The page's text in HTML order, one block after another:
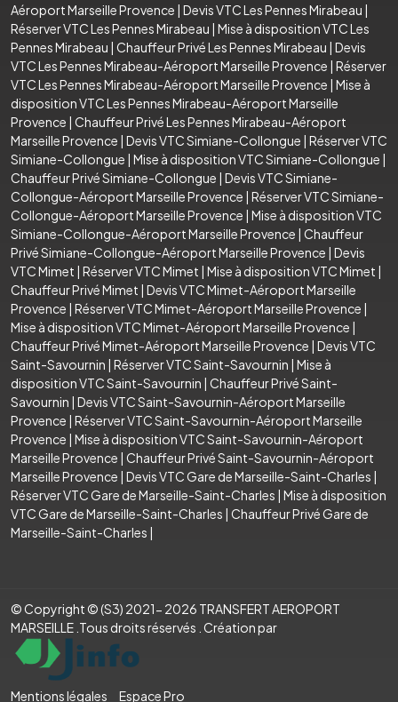
Aéroport Marseille Provence | Devis VTC Les Pennes Mirabeau |
Réserver VTC Les Pennes Mirabeau | Mise à disposition VTC Les
Pennes Mirabeau | Chauffeur Privé Les Pennes Mirabeau | Devis
VTC Les Pennes Mirabeau-Aéroport Marseille Provence | Réserver
VTC Les Pennes Mirabeau-Aéroport Marseille Provence | Mise à
disposition VTC Les Pennes Mirabeau-Aéroport Marseille
Provence | Chauffeur Privé Les Pennes Mirabeau-Aéroport
Marseille Provence | Devis VTC Simiane-Collongue | Réserver VTC
Simiane-Collongue | Mise à disposition VTC Simiane-Collongue |
Chauffeur Privé Simiane-Collongue | Devis VTC Simiane-
Collongue-Aéroport Marseille Provence | Réserver VTC Simiane-
Collongue-Aéroport Marseille Provence | Mise à disposition VTC
Simiane-Collongue-Aéroport Marseille Provence | Chauffeur
Privé Simiane-Collongue-Aéroport Marseille Provence | Devis
VTC Mimet | Réserver VTC Mimet | Mise à disposition VTC Mimet |
Chauffeur Privé Mimet | Devis VTC Mimet-Aéroport Marseille
Provence | Réserver VTC Mimet-Aéroport Marseille Provence |
Mise à disposition VTC Mimet-Aéroport Marseille Provence |
Chauffeur Privé Mimet-Aéroport Marseille Provence | Devis VTC
Saint-Savournin | Réserver VTC Saint-Savournin | Mise à
disposition VTC Saint-Savournin | Chauffeur Privé Saint-
Savournin | Devis VTC Saint-Savournin-Aéroport Marseille
Provence | Réserver VTC Saint-Savournin-Aéroport Marseille
Provence | Mise à disposition VTC Saint-Savournin-Aéroport
Marseille Provence | Chauffeur Privé Saint-Savournin-Aéroport
Marseille Provence | Devis VTC Gare de Marseille-Saint-Charles |
Réserver VTC Gare de Marseille-Saint-Charles | Mise à disposition
VTC Gare de Marseille-Saint-Charles | Chauffeur Privé Gare de
Marseille-Saint-Charles |
© Copyright © (S3) 2021- 2026 TRANSFERT AEROPORT
MARSEILLE .Tous droits réservés . Création par
Mentions légales Espace Pro